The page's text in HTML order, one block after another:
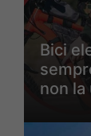
Bici
non la